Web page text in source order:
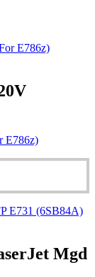
E786z)
Mgd